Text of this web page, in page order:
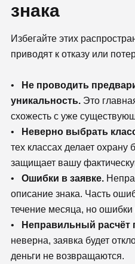
знака
Избегайте этих
приводят к отказу или
•
Не проводить
уникальность. Это
схожесть с уже
•
Неверно выбрать
тех классах делает
защищает вашу
•
Ошибки в заявке.
описание знака. Часть
течение месяца, но
•
Неправильный расчёт
неверна, заявка будет
деньги не возвращаются.